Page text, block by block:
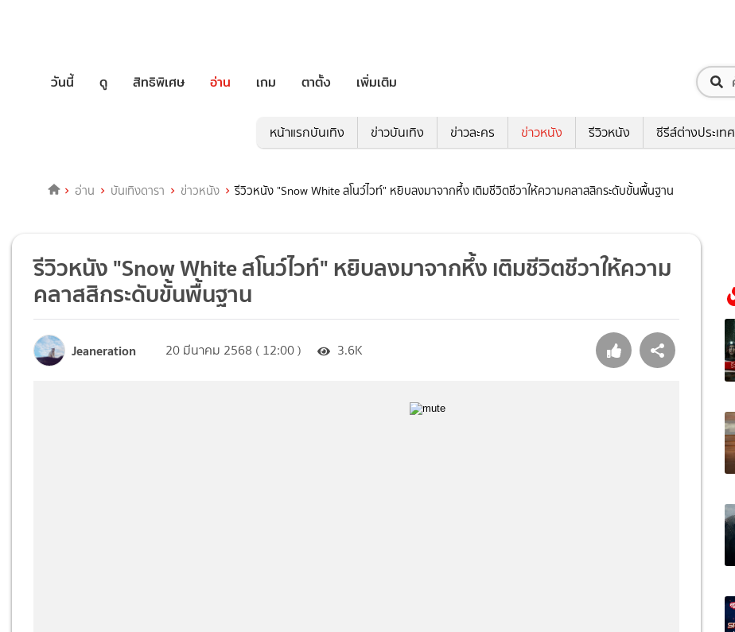
วันนี้ ดู สิทธิพิเศษ อ่าน เกม ตาตั้ง เพิ่มเติม
หน้าแรกบันเทิง ข่าวบันเทิง ข่าวละคร ข่าวหนัง รีวิวหนัง ซีรีส์ต่างประเทศ
อ่าน บันเทิงดารา ข่าวหนัง รีวิวหนัง "Snow White สโนว์ไวท์" หยิบลงมาจากหึ้ง เติมชีวิตชีวาให้ความคลาสสิกระดับขั้นพื้นฐาน
รีวิวหนัง "Snow White สโนว์ไวท์" หยิบลงมาจากหึ้ง เติมชีวิตชีวาให้ความ
คลาสสิกระดับขั้นพื้นฐาน
Jeaneration 20 มีนาคม 2568 ( 12:00 ) 3.6K